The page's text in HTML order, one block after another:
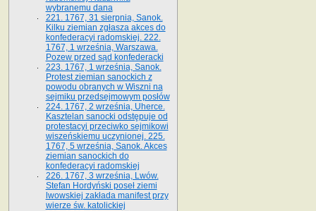
wybranemu dana
221. 1767, 31 sierpnia, Sanok.
Kilku ziemian zgłasza akces do
konfederacyi radomskiej. 222.
1767, 1 września, Warszawa.
Pozew przed sąd konfederacki
223. 1767, 1 września, Sanok.
Protest ziemian sanockich z
powodu obranych w Wiszni na
sejmiku przedsejmo­wym posłów
224. 1767, 2 września, Uherce.
Kasztelan sanocki odstępuje od
protestacyi przeciwko sejmikowi
wiszeńskiemu uczynionej. 225.
1767, 5 września, Sanok. Akces
ziemian sanockich do
konfederacyi radomskiej
226. 1767, 3 września, Lwów.
Stefan Hordyński poseł ziemi
lwowskiej zakłada manifest przy
wierze św. ka­tolickiej